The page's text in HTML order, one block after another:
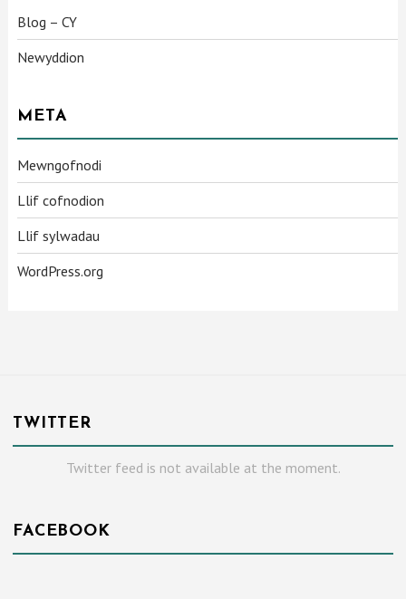
Blog – CY
Newyddion
META
Mewngofnodi
Llif cofnodion
Llif sylwadau
WordPress.org
TWITTER
Twitter feed is not available at the moment.
FACEBOOK